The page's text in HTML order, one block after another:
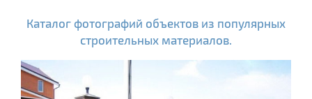
Каталог фотографий объектов из популярных
строительных материалов.